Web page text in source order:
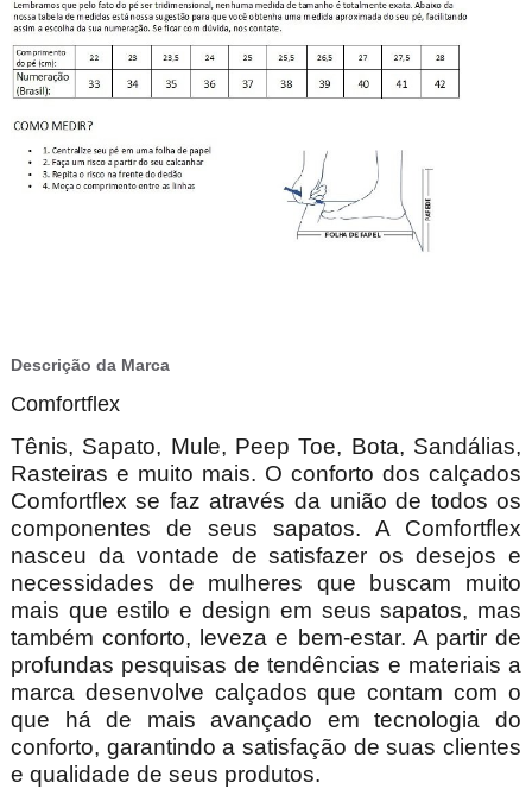
Descrição da Marca
Comfortflex
Tênis, Sapato, Mule, Peep Toe, Bota, Sandálias,
Rasteiras e muito mais. O conforto dos calçados
Comfortflex se faz através da união de todos os
componentes de seus sapatos. A Comfortflex
nasceu da vontade de satisfazer os desejos e
necessidades de mulheres que buscam muito
mais que estilo e design em seus sapatos, mas
também conforto, leveza e bem-estar. A partir de
profundas pesquisas de tendências e materiais a
marca desenvolve calçados que contam com o
que há de mais avançado em tecnologia do
conforto, garantindo a satisfação de suas clientes
e qualidade de seus produtos.